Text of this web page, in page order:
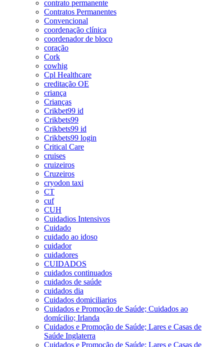
contrato permanente
Contratos Permanentes
Convencional
coordenação clínica
coordenador de bloco
coração
Cork
cowhig
Cpl Healthcare
creditação OE
criança
Crianças
Crikbet99 id
Crikbets99
Crikbets99 id
Crikbets99 login
Critical Care
cruises
cruizeiros
Cruzeiros
cryodon taxi
CT
cuf
CUH
Cuidadios Intensivos
Cuidado
cuidado ao idoso
cuidador
cuidadores
CUIDADOS
cuidados continuados
cuidados de saúde
cuidados dia
Cuidados domiciliarios
Cuidados e Promoção de Saúde; Cuidados ao
domícilio; Irlanda
Cuidados e Promoção de Saúde; Lares e Casas de
Saúde Inglaterra
Cuidados e Promoção de Saúde; Lares e Casas de